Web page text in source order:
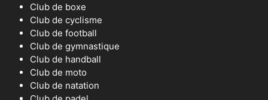
Club de boxe
Club de cyclisme
Club de football
Club de gymnastique
Club de handball
Club de moto
Club de natation